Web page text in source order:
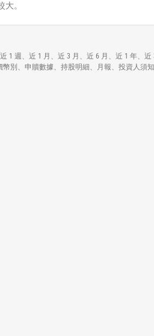
。
近 1 週、近 1 月、近 3 月、近 6 月、近 1 年
幣別、申贖數據、持股明細、月報、投資人須